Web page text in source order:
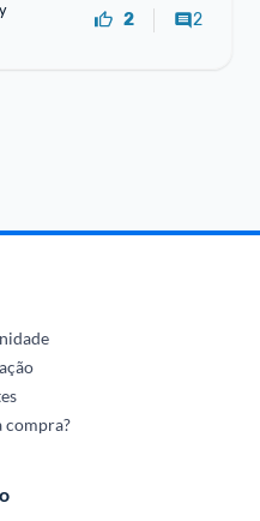
2 2
compra?